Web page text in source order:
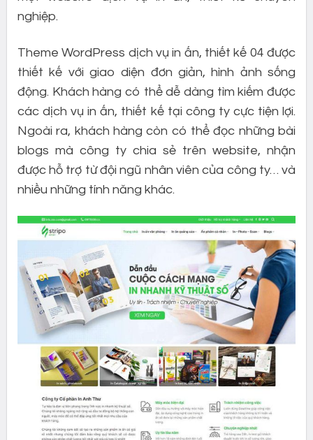
nghiệp.
Theme WordPress dịch vụ in ấn, thiết kế 04 được
thiết kế với giao diện đơn giản, hình ảnh sống
động. Khách hàng có thể dễ dàng tìm kiếm được
các dịch vụ in ấn, thiết kế tại công ty cực tiện lợi.
Ngoài ra, khách hàng còn có thể đọc những bài
blogs mà công ty chia sẻ trên website, nhận
được hỗ trợ từ đội ngũ nhân viên của công ty… và
nhiều những tính năng khác.